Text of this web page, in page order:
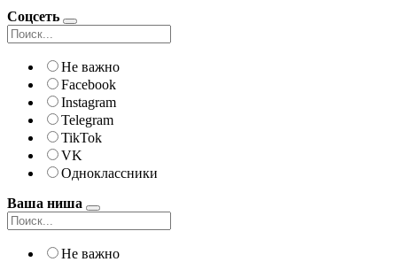
Соцсеть
Не важно
Facebook
Instagram
Telegram
TikTok
VK
Одноклассники
Ваша ниша
Не важно